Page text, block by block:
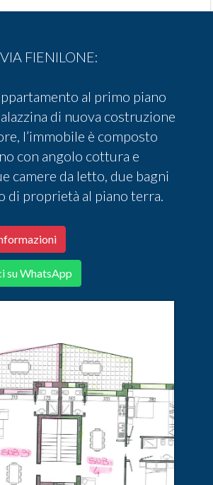
FIENILONE:
al primo piano
di nuova costruzione
l’immobile è composto
con angolo cottura e
camere da letto, due bagni
di proprietà al piano terra.
su WhatsApp